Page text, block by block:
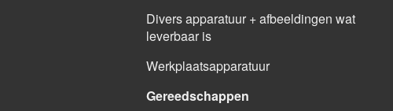
Divers apparatuur + afbeeldingen wat
leverbaar is
Werkplaatsapparatuur
Gereedschappen